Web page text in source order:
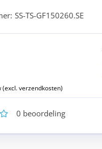
SS-TS-GF150260.SE
0 beoordeling